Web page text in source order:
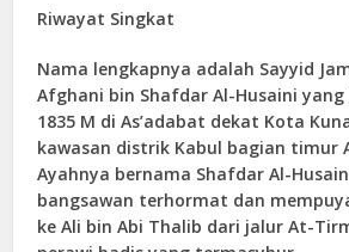
Riwayat Singkat
Nama lengkapnya adalah Sayyid
Afghani bin Shafdar Al-Husaini
1835 M di As’adabat dekat Kota
kawasan distrik Kabul bagian timur
Ayahnya bernama Shafdar Al-
bangsawan terhormat dan
ke Ali bin Abi Thalib dari jalur At-